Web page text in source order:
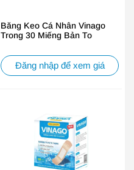
Băng Keo Cá Nhân Vinago
Trong 30 Miếng Bản To
Đăng nhập để xem giá